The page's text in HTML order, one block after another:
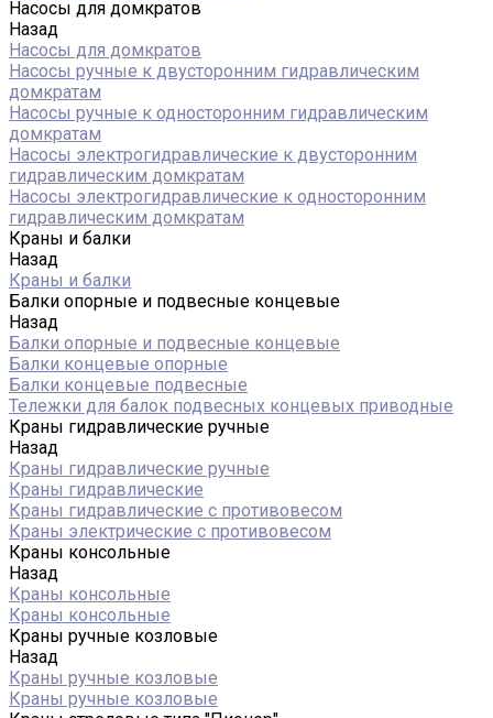
Насосы для домкратов
Назад
Насосы для домкратов
Насосы ручные к двусторонним гидравлическим
домкратам
Насосы ручные к односторонним гидравлическим
домкратам
Насосы электрогидравлические к двусторонним
гидравлическим домкратам
Насосы электрогидравлические к односторонним
гидравлическим домкратам
Краны и балки
Назад
Краны и балки
Балки опорные и подвесные концевые
Назад
Балки опорные и подвесные концевые
Балки концевые опорные
Балки концевые подвесные
Тележки для балок подвесных концевых приводные
Краны гидравлические ручные
Назад
Краны гидравлические ручные
Краны гидравлические
Краны гидравлические с противовесом
Краны электрические с противовесом
Краны консольные
Назад
Краны консольные
Краны консольные
Краны ручные козловые
Назад
Краны ручные козловые
Краны ручные козловые